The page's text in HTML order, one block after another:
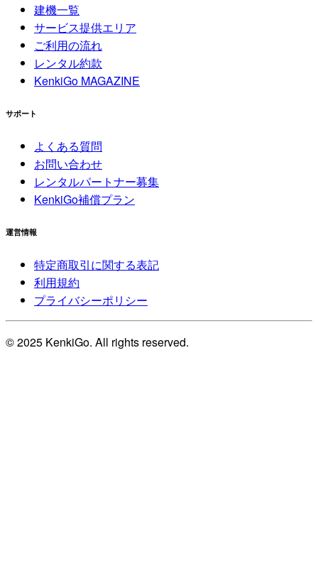
建機一覧
サービス提供エリア
ご利用の流れ
レンタル約款
KenkiGo MAGAZINE
サポート
よくある質問
お問い合わせ
レンタルパートナー募集
KenkiGo補償プラン
運営情報
特定商取引に関する表記
利用規約
プライバシーポリシー
© 2025 KenkiGo. All rights reserved.